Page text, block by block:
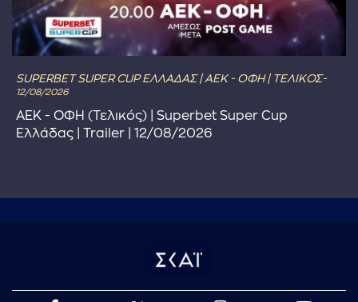
SUPERBET SUPER CUP ΕΛΛΑΔΑΣ | ΑΕΚ - ΟΦΗ | ΤΕΛΙΚΟΣ-
12/08/2026
ΑΕΚ - ΟΦΗ (Τελικός) | Superbet Super Cup
Ελλάδας | Trailer | 12/08/2026